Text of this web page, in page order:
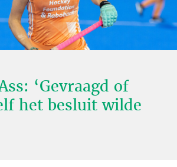
‘Gevraagd of
het besluit wilde